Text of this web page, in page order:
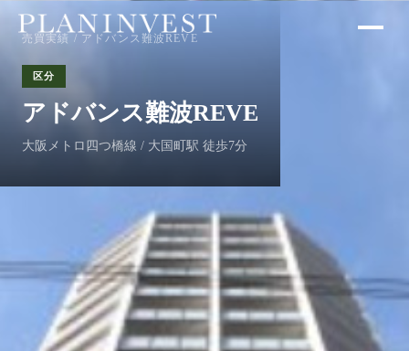
売買実績 / アドバンス難波REVE
区分
アドバンス難波REVE
大阪メトロ四つ橋線 / 大国町駅 徒歩7分